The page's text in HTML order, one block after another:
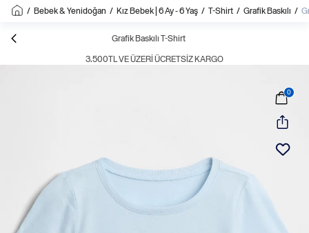
/ Bebek & Yenidoğan / Kız Bebek | 6 Ay - 6 Yaş / T-Shirt / Grafik Baskılı /
Grafik Baskılı T-Shirt
3.500TL VE ÜZERI ÜCRETSIZ KARGO
0